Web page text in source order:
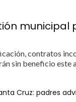
municipal
contratos
sin beneficio
Cruz: padres